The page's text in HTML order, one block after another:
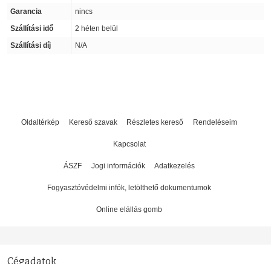
Garancia
nincs
Szállítási idő
2 héten belül
Szállítási díj
N/A
Oldaltérkép Kereső szavak Részletes kereső Rendeléseim
Kapcsolat
ÁSZF Jogi információk Adatkezelés
Fogyasztóvédelmi infók, letölthető dokumentumok
Online elállás gomb
Cégadatok